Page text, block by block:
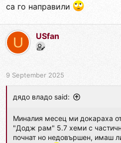
са го направили
U USfan
9 September 2025
дядо владо said:
Миналия месец ми докараха
"Додж рам" 5.7 хеми с
почнат но недовършен, имаш